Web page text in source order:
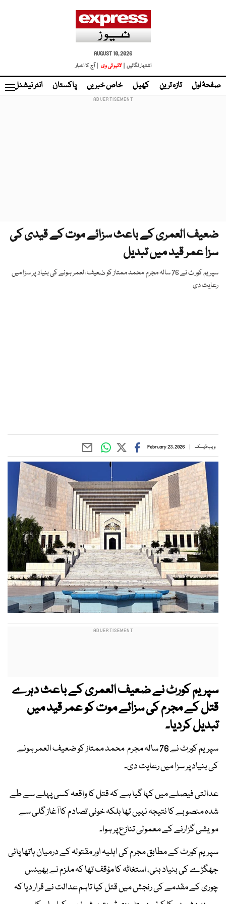
AUGUST 10, 2026
اشتہار لگائیں |
لائیو ٹی وی | آج کا اخبار
صفحۂ اول تازہ ترین کھیل خاص خبریں پاکستان انٹر نیشنل
ضعیف العمری کے باعث سزائے موت کے قیدی کی
سزا عمر قید میں تبدیل
سپریم کورٹ نے 76 سالہ مجرم محمد ممتاز کو ضعیف العمر ہونے کی بنیاد پر سزا میں
رعایت دی
ویب ڈیسک February 23, 2026
سپریم کورٹ نے ضعیف العمری کے باعث دہرے
قتل کے مجرم کی سزائے موت کو عمر قید میں
تبدیل کردیا۔
سپریم کورٹ نے 76 سالہ مجرم محمد ممتاز کو ضعیف العمر ہونے
کی بنیاد پر سزا میں رعایت دی۔
عدالتی فیصلے میں کہا گیا ہے کہ قتل کا واقعہ کسی پہلے سے طے
شدہ منصوبے کا نتیجہ نہیں تھا بلکہ خونی تصادم کا آغاز گلی سے
مویشی گزارنے کے معمولی تنازع پر ہوا۔
سپریم کورٹ کے مطابق مجرم کی اہلیہ اور مقتولہ کے درمیان ہاتھا پائی
جھگڑے کی بنیاد بنی، استغاثہ کا مؤقف تھا کہ ملزم نے بھینس
چوری کے مقدمے کی رنجش میں قتل کیا تاہم عدالت نے قرار دیا کہ